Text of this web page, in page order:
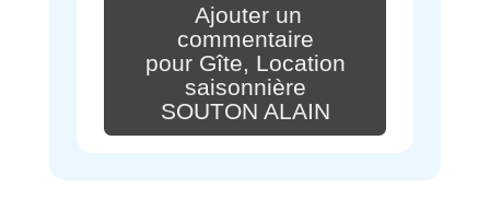
Ajouter un
commentaire
pour Gîte, Location
saisonnière
SOUTON ALAIN